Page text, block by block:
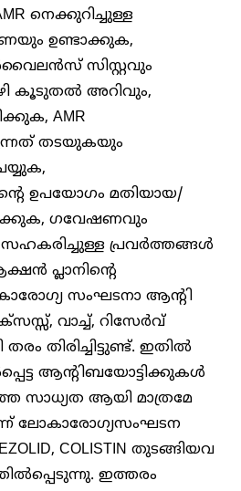
നെക്കുറിച്ചുള്ള
ഉണ്ടാക്കുക,
സിസ്റ്റവും
കൂടുതൽ അറിവും,
AMR
തടയുകയും
ഉപയോഗം മതിയായ/
ഗവേഷണവും
പ്രവർത്തങ്ങൾ
പ്ലാനിന്റെ
സംഘടനാ ആന്റി
വാച്ച്, റിസേർവ്
തിരിച്ചിട്ടുണ്ട്. ഇതിൽ
ആന്റിബയോട്ടിക്കുകൾ
സാധ്യത ആയി മാത്രമേ
ലോകാരോഗ്യസംഘടന
COLISTIN തുടങ്ങിയവ
ഇത്തരം